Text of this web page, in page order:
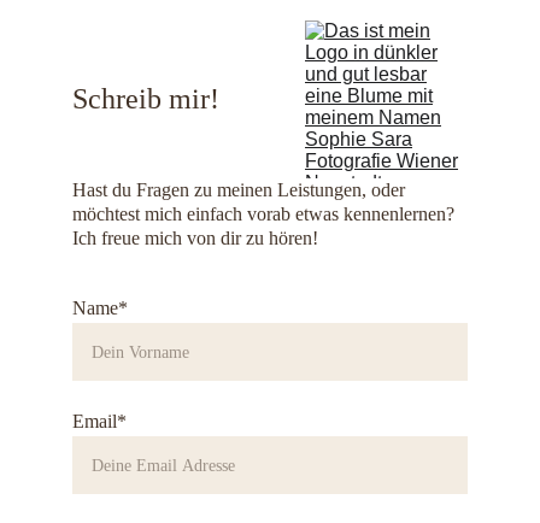
Name*
Email*
Schreib mir!
Hast du Fragen zu meinen Leistungen, oder
möchtest mich einfach vorab etwas kennenlernen?
Ich freue mich von dir zu hören!